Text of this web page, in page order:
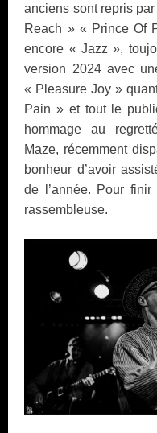
anciens sont repris
Reach » « Prince Of
encore « Jazz »,
version 2024 avec
« Pleasure Joy »
Pain » et tout le
hommage au
Maze, récemment
bonheur d’avoir
de l’année. Pour
rassembleuse.